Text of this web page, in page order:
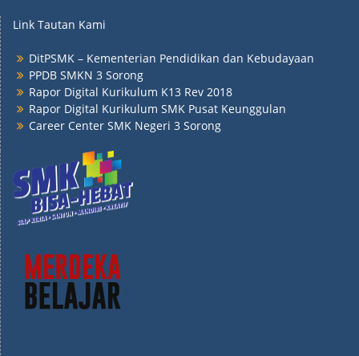
Link Tautan Kami
DitPSMK – Kementerian Pendidikan dan Kebudayaan
PPDB SMKN 3 Sorong
Rapor Digital Kurikulum K13 Rev 2018
Rapor Digital Kurikulum SMK Pusat Keunggulan
Career Center SMK Negeri 3 Sorong